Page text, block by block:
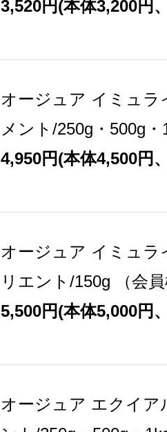
3,520円(本体3,200円
オージュア イミュラ
メント/250g・500g
4,950円(本体4,500円
オージュア イミュラ
リエント/150g （会
5,500円(本体5,000円
オージュア エクイア